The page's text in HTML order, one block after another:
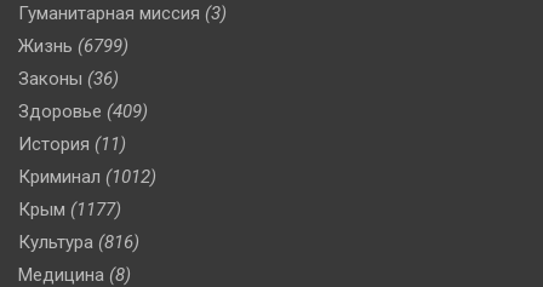
Гуманитарная миссия (3)
Жизнь (6799)
Законы (36)
Здоровье (409)
История (11)
Криминал (1012)
Крым (1177)
Культура (816)
Медицина (8)